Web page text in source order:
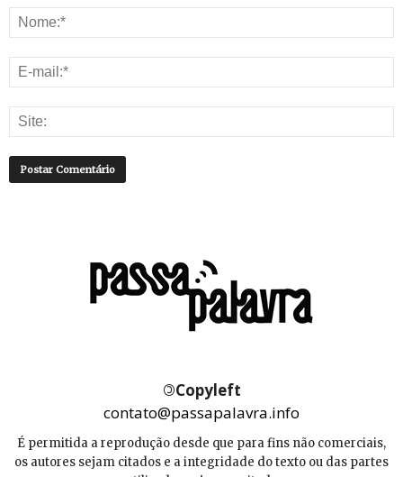
©Copyleft
contato@passapalavra.info
É permitida a reprodução desde que para fins não comerciais,
os autores sejam citados e a integridade do texto ou das partes